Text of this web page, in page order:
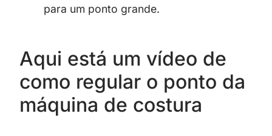
para um ponto grande.
Aqui está um vídeo de
como regular o ponto da
máquina de costura